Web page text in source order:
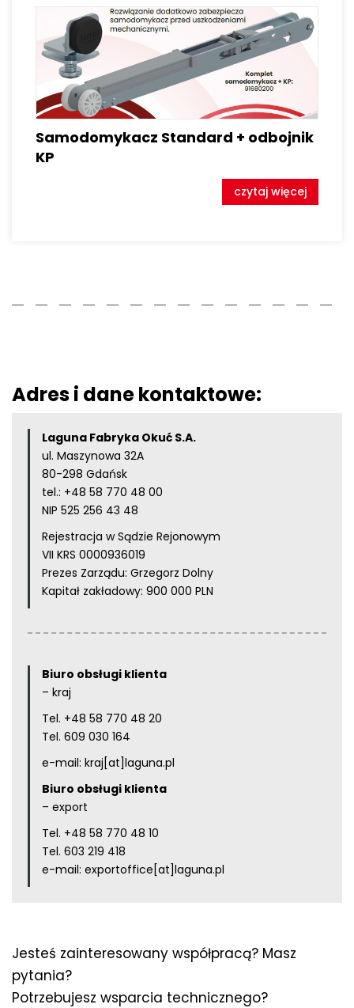
Samodomykacz Standard + odbojnik
KP
czytaj więcej
Adres i dane kontaktowe:
Laguna Fabryka Okuć S.A.
ul. Maszynowa 32A
80-298 Gdańsk
tel.: +48 58 770 48 00
NIP 525 256 43 48
Rejestracja w Sądzie Rejonowym
VII KRS 0000936019
Prezes Zarządu: Grzegorz Dolny
Kapitał zakładowy: 900 000 PLN
Biuro obsługi klienta
– kraj
Tel. +48 58 770 48 20
Tel. 609 030 164
e-mail: kraj[at]laguna.pl
Biuro obsługi klienta
– export
Tel. +48 58 770 48 10
Tel. 603 219 418
e-mail: exportoffice[at]laguna.pl
Jesteś zainteresowany współpracą? Masz
pytania?
Potrzebujesz wsparcia technicznego?